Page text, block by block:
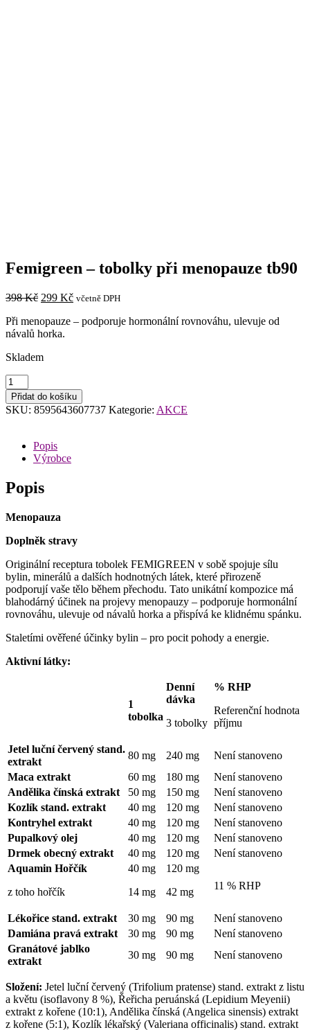
Femigreen – tobolky při menopauze tb90
398Kč Původní
byla:
398 Kč.
299 KčAktuální
je:
včetně DPH
Při menopauze – podporuje hormonální rovnováhu, ulevuje od
návalů horka.
Skladem
Femigreen
-
tobolky
při
tb90
množství
Přidat do košíku
SKU: 8595643607737 Kategorie: AKCE
Popis
Výrobce
Popis
Menopauza
Doplněk stravy
Originální receptura tobolek FEMIGREEN v sobě spojuje sílu
bylin, minerálů a dalších hodnotných látek, které přirozeně
podporují vaše tělo během přechodu. Tato unikátní kompozice má
blahodárný účinek na projevy menopauzy – podporuje hormonální
rovnováhu, ulevuje od návalů horka a přispívá ke klidnému spánku.
Staletími ověřené účinky bylin – pro pocit pohody a energie.
Aktivní látky:
1
tobolka
Denní
dávka
3 tobolky
% RHP
Referenční hodnota
příjmu
Jetel luční červený stand.
extrakt
80 mg 240 mg
Není stanoveno
Maca extrakt
60 mg 180 mg
Není stanoveno
Andělika čínská extrakt
50 mg 150 mg
Není stanoveno
Kozlík stand. extrakt
40 mg 120 mg
Není stanoveno
Kontryhel extrakt
40 mg 120 mg
Není stanoveno
Pupalkový olej
40 mg 120 mg
Není stanoveno
Drmek obecný extrakt
40 mg 120 mg
Není stanoveno
Aquamin Hořčík
z toho hořčík
40 mg
14 mg
120 mg
42 mg
11 % RHP
Lékořice stand. extrakt 30 mg 90 mg
Není stanoveno
Damiána pravá extrakt
30 mg 90 mg
Není stanoveno
Granátové jablko
extrakt
30 mg 90 mg Není stanoveno
Složení: Jetel luční červený (Trifolium pratense) stand. extrakt z listu
a květu (isoflavony 8 %), Řeřicha peruánská (Lepidium Meyenii)
extrakt z kořene (10:1), Andělika čínská (Angelica sinensis) extrakt
z kořene (5:1), Kozlík lékařský (Valeriana officinalis) stand. extrakt